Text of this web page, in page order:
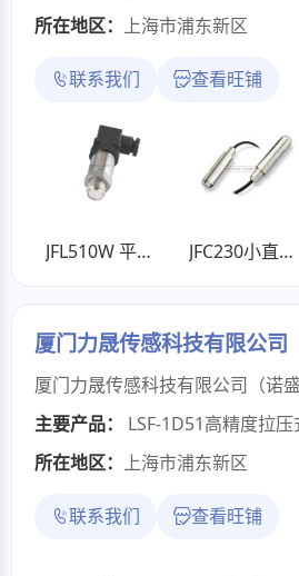
所在地区： 上海市浦东新区
联系我们 查看旺铺
JFL510W 平膜压力变送器 JFC230小直径液位变送器（耐油）
厦门力晟传感科技有限公司
主要产品：
LSF-1D51高精度拉
所在地区： 上海市浦东新区
联系我们 查看旺铺